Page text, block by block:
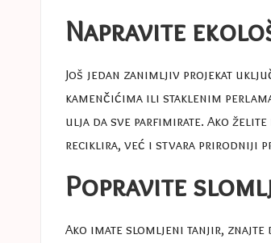
Napravite
Još jedan zanimljiv projekat
kamenčićima ili staklenim
ulja da sve parfimirate. Ako
reciklira, već i stvara prirodniji
Popravite
Ako imate slomljeni tanjir, znajte